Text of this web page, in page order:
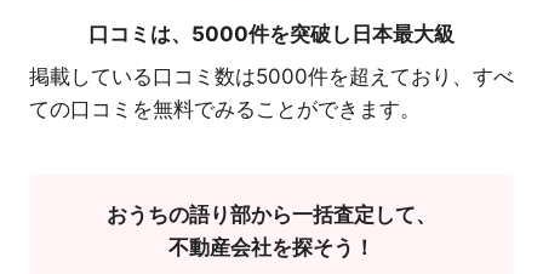
口コミは、 5000件を突破し日本最大級
掲載している口コミ数は5000件を超えており、すべ
ての口コミを無料でみることができます。
おうちの語り部から一括査定して、
不動産会社を探そう！